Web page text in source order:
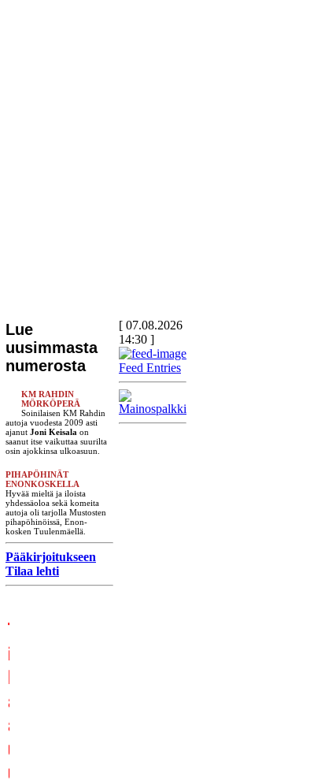
Lue
uusimmasta
numerosta
KM RAHDIN
MÖRKÖPERÄ
Soinilaisen KM Rahdin
autoja vuodesta 2009 asti
ajanut Joni Keisala on
saanut itse vaikuttaa suurilta
osin ajokkinsa ulkoasuun.
PIHAPÖHINÄT
ENONKOSKELLA
Hyvää mieltä ja iloista
yhdessäoloa sekä komeita
autoja oli tarjolla Mustosten
pihapöhinöissä, Enon-
kosken Tuulenmäellä.
Pääkirjoitukseen
Tilaa lehti
[ 07.08.2026
14:30 ]
Feed Entries